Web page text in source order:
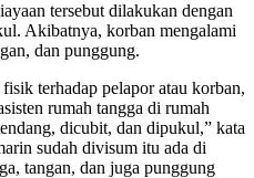
tersebut dilakukan dengan
Akibatnya, korban mengalami
dan punggung.
terhadap pelapor atau korban,
rumah tangga di rumah
dicubit, dan dipukul,” kata
sudah divisum itu ada di
tangan, dan juga punggung